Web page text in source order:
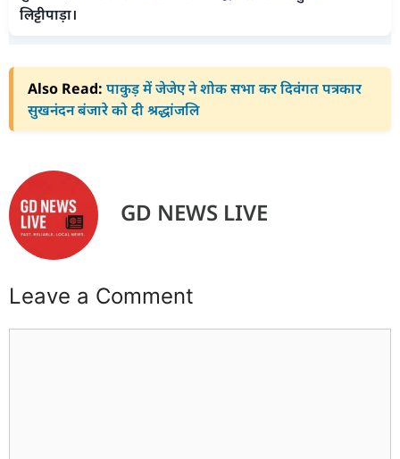
लिट्टीपाड़ा।
Also Read: पाकुड़ में जेजेए ने शोक सभा कर दिवंगत पत्रकार
सुखनंदन बंजारे को दी श्रद्धांजलि
GD NEWS LIVE
Leave a Comment